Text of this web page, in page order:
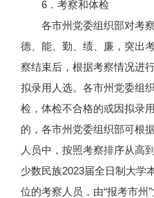
6．考察和体检
各市州党委组织部对考
德、能、勤、绩、廉，突出
察结束后，根据考察情况进
拟录用人选。各市州党委组
检，体检不合格的或因拟录
的，各市州党委组织部可根
人员中，按照考察排序从高
少数民族2023届全日制大学
位的考察人员，由“报考市州